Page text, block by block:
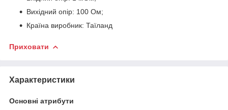
Вихідний опір: 100 Ом;
Країна виробник: Таїланд
Приховати
Характеристики
Основні атрибути